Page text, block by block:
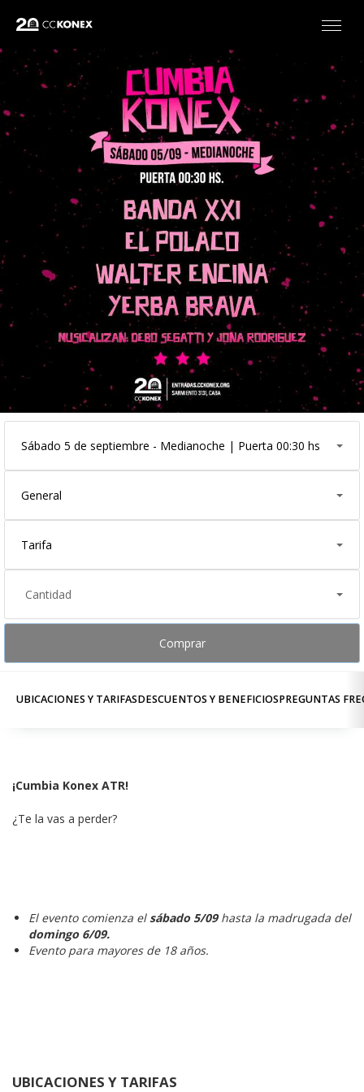
Sábado 5 de septiembre - Medianoche | Puerta 00:30 hs
General
Tarifa
Cantidad
Comprar
UBICACIONES Y TARIFASDESCUENTOS Y BENEFICIOSPREGUNTAS
¡Cumbia Konex ATR!
¿Te la vas a perder?
El evento comienza el sábado 5/09 hasta la madrugada del
domingo 6/09.
Evento para mayores de 18 años.
UBICACIONES Y TARIFAS